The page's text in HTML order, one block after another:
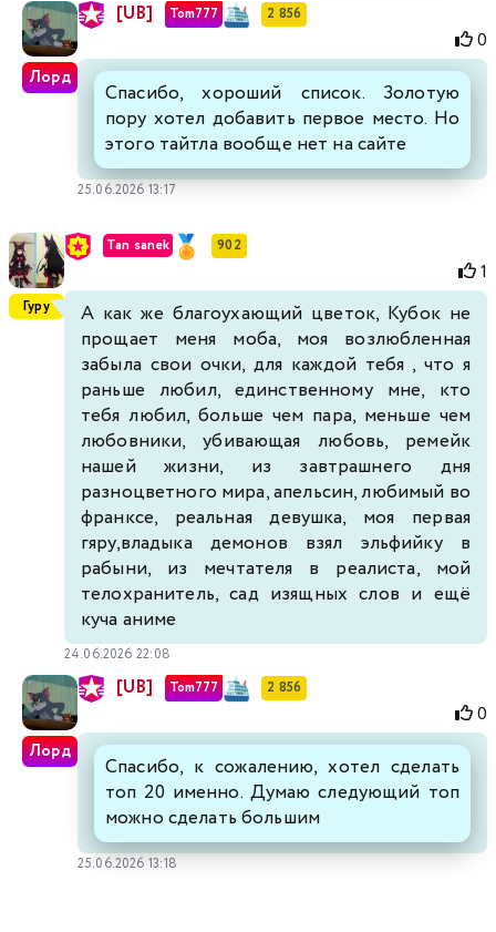
Лорд
[UB] Tom777 2 856
0
Спасибо, хороший список. Золотую
пору хотел добавить первое место. Но
этого тайтла вообще нет на сайте
25.06.2026 13:17
Гуру
Tan sanek 902
1
А как же благоухающий цветок, Кубок не
прощает меня моба, моя возлюбленная
забыла свои очки, для каждой тебя , что я
раньше любил, единственному мне, кто
тебя любил, больше чем пара, меньше чем
любовники, убивающая любовь, ремейк
нашей жизни, из завтрашнего дня
разноцветного мира, апельсин, любимый во
франксе, реальная девушка, моя первая
гяру,владыка демонов взял эльфийку в
рабыни, из мечтателя в реалиста, мой
телохранитель, сад изящных слов и ещё
куча аниме
24.06.2026 22:08
Лорд
[UB] Tom777 2 856
0
Спасибо, к сожалению, хотел сделать
топ 20 именно. Думаю следующий топ
можно сделать большим
25.06.2026 13:18